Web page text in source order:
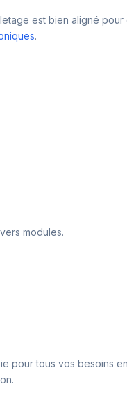
est bien aligné pour
.
modules.
pour tous vos besoins